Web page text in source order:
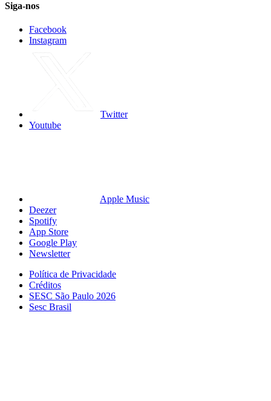
Siga-nos
Facebook
Instagram
Twitter
Youtube
Apple Music
Deezer
Spotify
App Store
Google Play
Newsletter
Política de Privacidade
Créditos
SESC São Paulo 2026
Sesc Brasil